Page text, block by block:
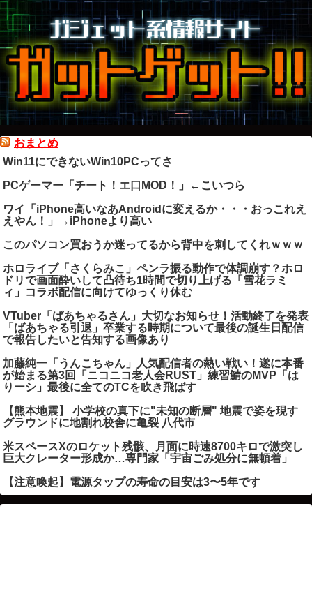
おまとめ
Win11にできないWin10PCってさ
PCゲーマー「チート！エ口MOD！」←こいつら
ワイ「iPhone高いなあAndroidに変えるか・・・おっこれえ
えやん！」→iPhoneより高い
このパソコン買おうか迷ってるから背中を刺してくれｗｗｗ
ホロライブ「さくらみこ」ペンラ振る動作で体調崩す？ホロ
ドリで画面酔いして凸待ち1時間で切り上げる「雪花ラミ
ィ」コラボ配信に向けてゆっくり休む
VTuber「ばあちゃるさん」大切なお知らせ！活動終了を発表
「ばあちゃる引退」卒業する時期について最後の誕生日配信
で報告したいと告知する画像あり
加藤純一「うんこちゃん」人気配信者の熱い戦い！遂に本番
が始まる第3回「ニコニコ老人会RUST」練習鯖のMVP「は
りーシ」最後に全てのTCを吹き飛ばす
【熊本地震】 小学校の真下に"未知の断層" 地震で姿を現す
グラウンドに地割れ校舎に亀裂 八代市
米スペースXのロケット残骸、月面に時速8700キロで激突し
巨大クレーター形成か…専門家「宇宙ごみ処分に無頓着」
【注意喚起】電源タップの寿命の目安は3〜5年です